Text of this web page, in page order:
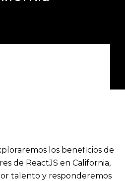
los beneficios de
de ReactJS en California,
talento y responderemos